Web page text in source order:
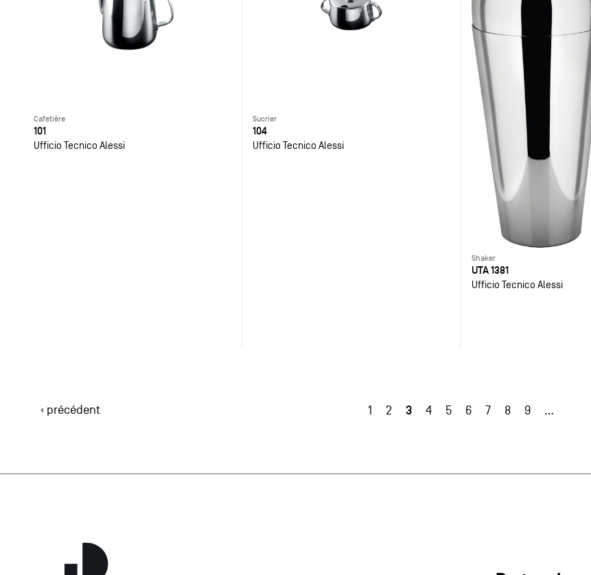
Cafetière
101
Ufficio Tecnico Alessi
Sucrier
104
Ufficio Tecnico Alessi
Shaker
UTA 1381
Ufficio Tecnico Alessi
‹ précédent 1 2 3 4 5 6 7 8 9 …